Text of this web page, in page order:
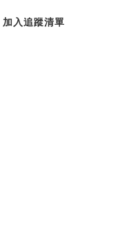
加入追蹤清單